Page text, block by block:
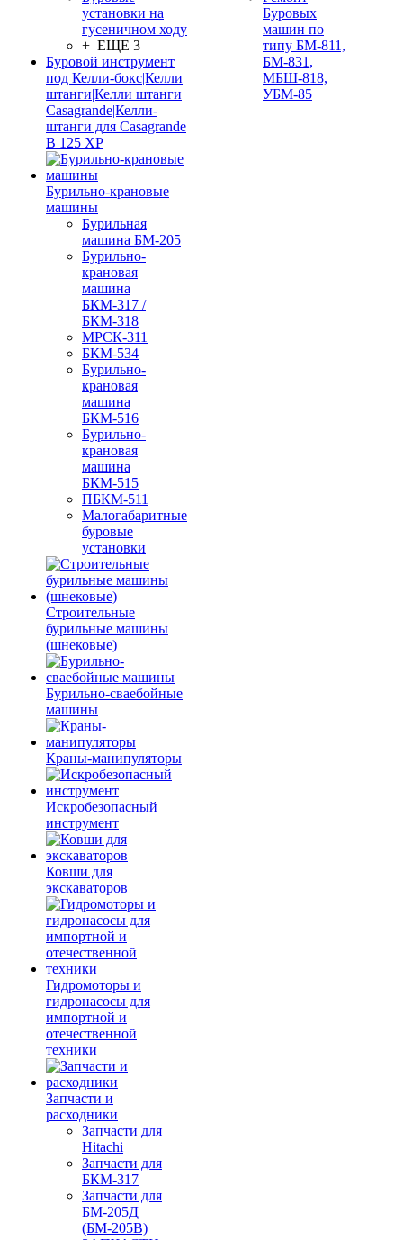
установки на
гусеничном ходу
+ ЕЩЕ 3
Буровой инструмент
под Келли-бокс|Келли
штанги|Келли штанги
Casagrande|Келли-
штанги для Casagrande
B 125 XP
Бурильно-крановые
машины
Бурильная
машина БМ-205
Бурильно-
крановая
машина
БКМ-317 /
БКМ-318
МРСК-311
БКМ-534
Бурильно-
крановая
машина
БКМ-516
Бурильно-
крановая
машина
БКМ-515
ПБКМ-511
Малогабаритные
буровые
установки
Строительные
бурильные машины
(шнековые)
Бурильно-сваебойные
машины
Краны-манипуляторы
Искробезопасный
инструмент
Ковши для
экскаваторов
Гидромоторы и
гидронасосы для
импортной и
отечественной
техники
Запчасти и
расходники
Запчасти для
Hitachi
Запчасти для
БКМ-317
Запчасти для
БМ-205Д
(БМ-205В)
Буровых
машин по
типу БМ-811,
БМ-831,
МБШ-818,
УБМ-85